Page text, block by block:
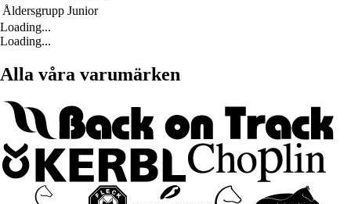
Åldersgrupp Junior
Loading...
Loading...
Alla våra varumärken